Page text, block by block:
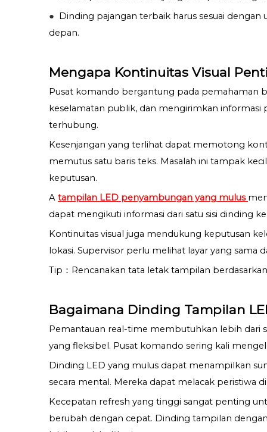
● Dinding pajangan terbaik harus sesuai
depan.
Mengapa Kontinuitas Visual
Pusat komando bergantung pada pemahaman
keselamatan publik, dan mengirimkan informasi
terhubung.
Kesenjangan yang terlihat dapat memotong
memutus satu baris teks. Masalah ini tampak
keputusan.
A tampilan LED penyambungan yang mulus
dapat mengikuti informasi dari satu sisi dinding
Kontinuitas visual juga mendukung keputusan
lokasi. Supervisor perlu melihat layar yang
Tip：Rencanakan tata letak tampilan
Bagaimana Dinding Tampilan
Pemantauan real-time membutuhkan lebih dari
yang fleksibel. Pusat komando sering kali
Dinding LED yang mulus dapat menampilkan
secara mental. Mereka dapat melacak peristiwa
Kecepatan refresh yang tinggi sangat penting
berubah dengan cepat. Dinding tampilan